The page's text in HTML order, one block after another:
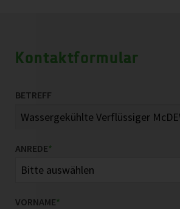
Kontaktformular
BETREFF
ANREDE*
VORNAME*